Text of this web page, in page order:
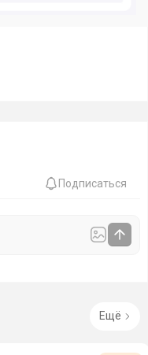
Подписаться
Ещё